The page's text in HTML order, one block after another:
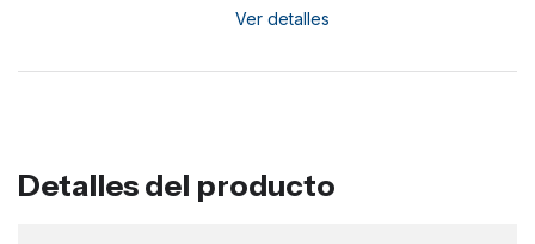
Ver detalles
Detalles del producto